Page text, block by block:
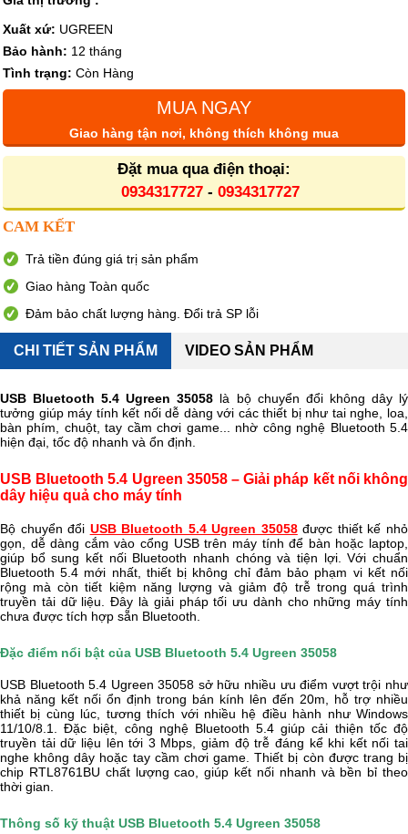
Xuất xứ: UGREEN
Bảo hành: 12 tháng
Tình trạng: Còn Hàng
MUA NGAY
Giao hàng tận nơi, không thích không mua
Đặt mua qua điện thoại:
0934317727- 0934317727
CAM KẾT
Trả tiền đúng giá trị sản phẩm
Giao hàng Toàn quốc
Đảm bảo chất lượng hàng. Đổi trả SP lỗi
CHI TIẾT SẢN PHẨM VIDEO SẢN PHẨM
USB Bluetooth 5.4 Ugreen 35058 là bộ chuyển đổi không dây lý
tưởng giúp máy tính kết nối dễ dàng với các thiết bị như tai nghe, loa,
bàn phím, chuột, tay cầm chơi game... nhờ công nghệ Bluetooth 5.4
hiện đại, tốc độ nhanh và ổn định.
USB Bluetooth 5.4 Ugreen 35058 – Giải pháp kết nối không
dây hiệu quả cho máy tính
Bộ chuyển đổi USB Bluetooth 5.4 Ugreen 35058được thiết kế nhỏ
gọn, dễ dàng cắm vào cổng USB trên máy tính để bàn hoặc laptop,
giúp bổ sung kết nối Bluetooth nhanh chóng và tiện lợi. Với chuẩn
Bluetooth 5.4 mới nhất, thiết bị không chỉ đảm bảo phạm vi kết nối
rộng mà còn tiết kiệm năng lượng và giảm độ trễ trong quá trình
truyền tải dữ liệu. Đây là giải pháp tối ưu dành cho những máy tính
chưa được tích hợp sẵn Bluetooth.
Đặc điểm nổi bật của USB Bluetooth 5.4 Ugreen 35058
USB Bluetooth 5.4 Ugreen 35058 sở hữu nhiều ưu điểm vượt trội như
khả năng kết nối ổn định trong bán kính lên đến 20m, hỗ trợ nhiều
thiết bị cùng lúc, tương thích với nhiều hệ điều hành như Windows
11/10/8.1. Đặc biệt, công nghệ Bluetooth 5.4 giúp cải thiện tốc độ
truyền tải dữ liệu lên tới 3 Mbps, giảm độ trễ đáng kể khi kết nối tai
nghe không dây hoặc tay cầm chơi game. Thiết bị còn được trang bị
chip RTL8761BU chất lượng cao, giúp kết nối nhanh và bền bỉ theo
thời gian.
Thông số kỹ thuật USB Bluetooth 5.4 Ugreen 35058